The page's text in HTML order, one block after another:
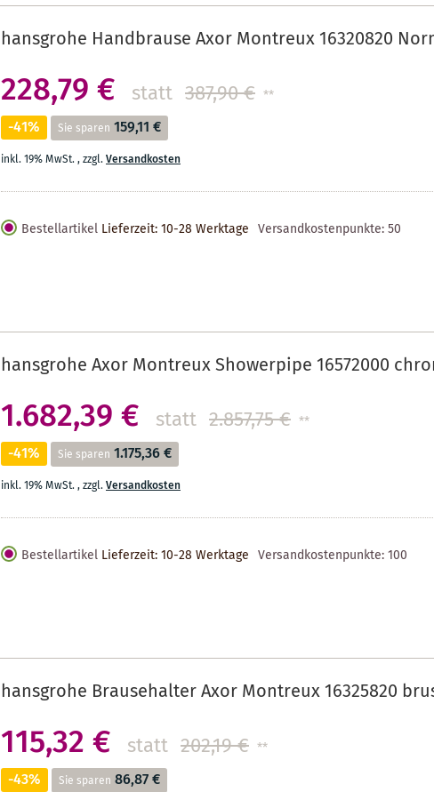
hansgrohe Handbrause Axor Montreux 16320820
228,79 € statt 387,90 € **
-41% Sie sparen 159,11 €
inkl. 19% MwSt.,zzgl.Versandkosten
Bestellartikel Lieferzeit: 10-28 Werktage Versandkostenpunkte:50
hansgrohe Axor Montreux Showerpipe 16572000
1.682,39 € statt 2.857,75 € **
-41% Sie sparen 1.175,36 €
inkl. 19% MwSt.,zzgl.Versandkosten
Bestellartikel Lieferzeit: 10-28 Werktage Versandkostenpunkte:100
hansgrohe Brausehalter Axor Montreux 16325820
115,32 € statt 202,19 € **
-43% Sie sparen 86,87 €